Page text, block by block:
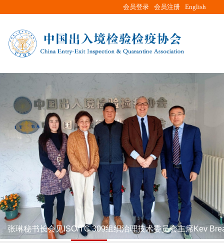
会员登录 会员注册 English
张琳秘书长会见ISO/TC 309组织治理技术委员会主席Kev